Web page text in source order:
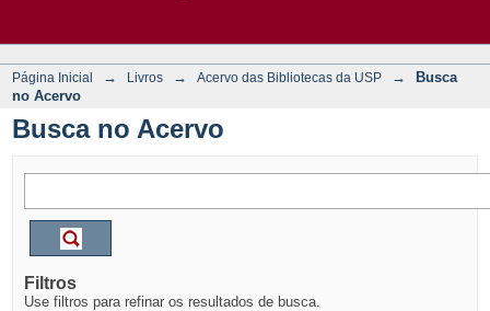
Página Inicial → Livros → Acervo das Bibliotecas da USP →
Busca
no Acervo
Busca no Acervo
Filtros
Use filtros para refinar os resultados de busca.